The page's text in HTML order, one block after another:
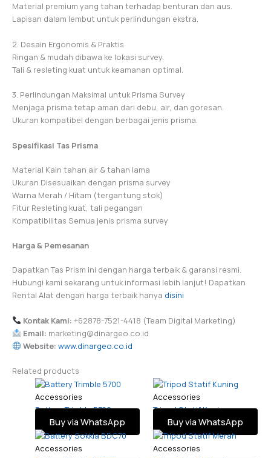
Material premium yang tahan terhadap benturan dan aus.
Lapisan dalam lembut untuk perlindungan ekstra.
2. Desain Ergonomis & Praktis
Ringan & mudah dibawa ke lokasi survey.
Tali & resleting kuat untuk keamanan optimal.
3. Perlindungan Maksimal untuk Prisma Survey
Menjaga prisma tetap aman dari debu, air, dan goresan.
Ukuran kompatibel dengan berbagai jenis prisma.
Spesifikasi Tas Prisma
Material Kain tahan air & tahan lama
Ukuran Disesuaikan dengan prisma survey
Warna Merah / Hitam (tergantung stok)
Fitur Resleting kuat, tali pegangan
Kompatibilitas Semua jenis prisma survey
Harga & Pemesanan
Dapatkan Tas Prism ini dengan harga terbaik & garansi resmi.
Hubungi kami sekarang untuk informasi lebih lanjut! Dapatkan
Rental Alat dengan harga terbaik hanya disini
Kontak Kami: +62878-7521-4418 (Team Digital Marketing)
Email: marketing@dinargeo.co.id
Website: www.dinargeo.co.id
Related products
Accessories
Battery Trimble 5700
Buy via WhatsApp
Accessories
Tripod Statif Kuning
Buy via WhatsApp
Accessories
Accessories